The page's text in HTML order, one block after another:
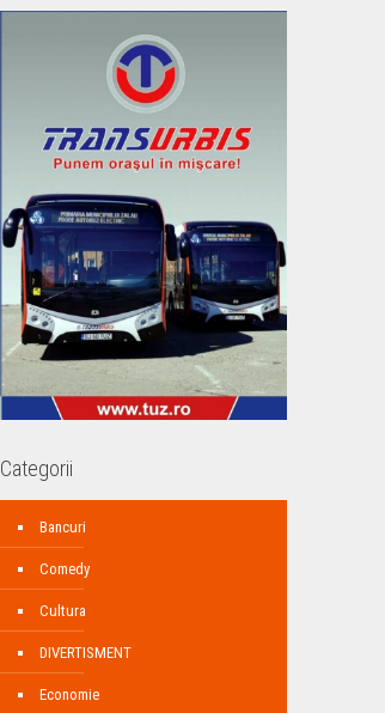
Categorii
Bancuri
Comedy
Cultura
DIVERTISMENT
Economie